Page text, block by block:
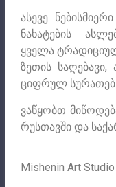
ასევე
ნახატების
ყველა
ზეთის
ციფრულ
ვაწყობთ
რუსთავში და
Mishenin Art